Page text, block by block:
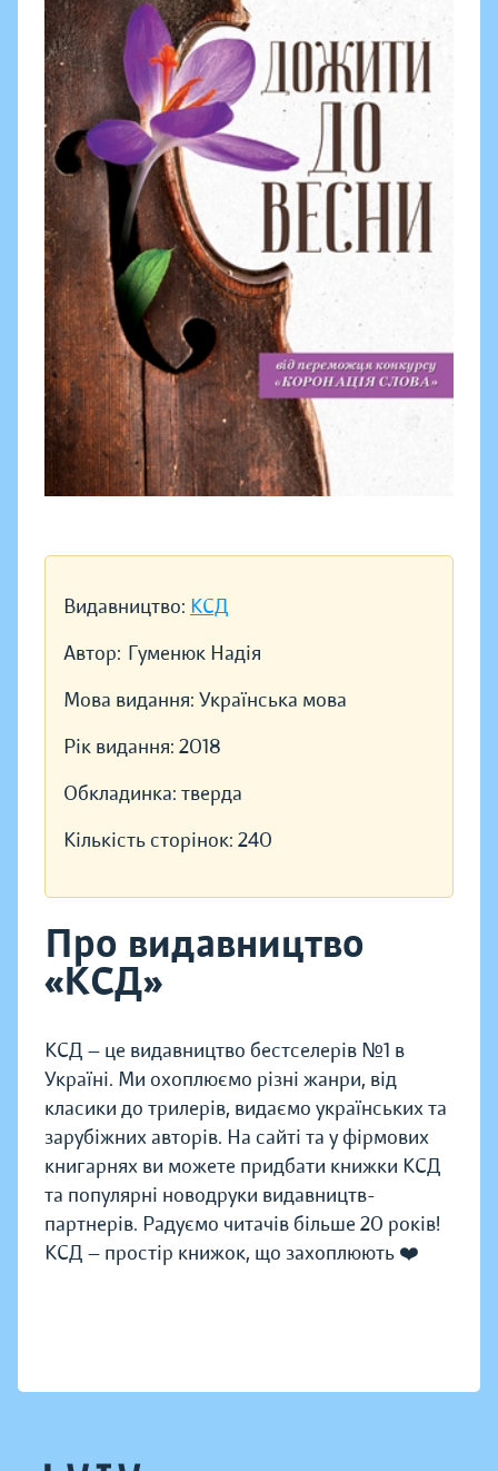
Видавництво: КСД
Автор: Гуменюк Надія
Мова видання: Українська мова
Рік видання: 2018
Обкладинка: тверда
Кількість сторінок: 240
Про видавництво
«КСД»
КСД — це видавництво бестселерів №1 в
Україні. Ми охоплюємо різні жанри, від
класики до трилерів, видаємо українських та
зарубіжних авторів. На сайті та у фірмових
книгарнях ви можете придбати книжки КСД
та популярні новодруки видавництв-
партнерів. Радуємо читачів більше 20 років!
КСД — простір книжок, що захоплюють ❤️